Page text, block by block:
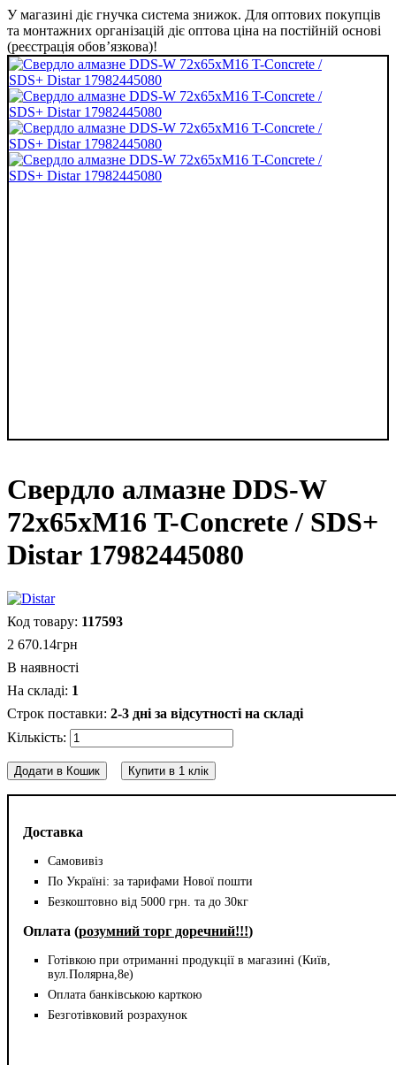
У магазині діє гнучка система знижок. Для оптових покупців
та монтажних організацій діє оптова ціна на постійній основі
(реєстрація обов’язкова)!
Свердло алмазне DDS-W
72x65xМ16 T-Concrete / SDS+
Distar 17982445080
Доставка
Самовивіз
По Україні: за тарифами Нової пошти
Безкоштовно від 5000 грн. та до 30кг
Оплата (розумний торг доречний!!!)
Готівкою при отриманні продукції в магазині (Київ,
вул.Полярна,8е)
Оплата банківською карткою
Безготівковий розрахунок
117593
2 670.14грн
В наявності
1
2-3 дні за відсутності на складі
Додати в Кошик Купити в 1 клік